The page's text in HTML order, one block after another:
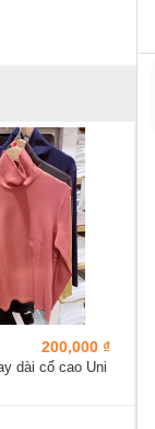
200,000 ₫
dài cổ cao Uni